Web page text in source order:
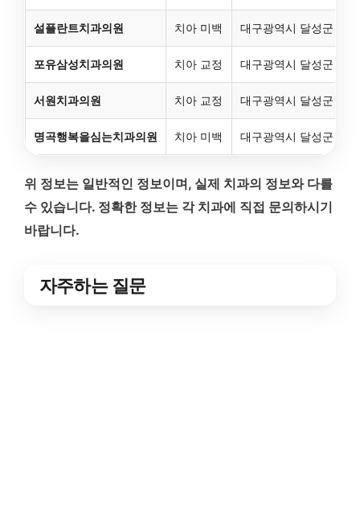
설플란트치과의원 치아 미백 대구광역시 달성군 화
포유삼성치과의원 치아 교정 대구광역시 달성군 화
서원치과의원 치아 교정 대구광역시 달성군 화
명곡행복을심는치과의원 치아 미백 대구광역시 달성군 화
위 정보는 일반적인 정보이며, 실제 치과의 정보와 다를
수 있습니다. 정확한 정보는 각 치과에 직접 문의하시기
바랍니다.
자주하는 질문